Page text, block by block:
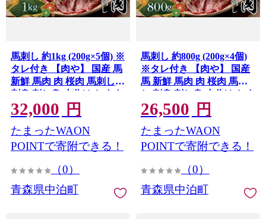
馬刺し 約1kg (200g×5個) ※
タレ付き 【肉や】 国産 馬
新鮮 馬肉 肉 桜肉 馬刺し
刺身 刺し身 小分け おすす
め 青森県 中泊町 F6N-334
32,000 円
たまったWAON
POINTで寄附できる！
（0）
青森県中泊町
馬刺し 約800g (200g×4個)
※タレ付き 【肉や】 国産
馬 新鮮 馬肉 肉 桜肉 馬刺
し 刺身 刺し身 小分け おす
すめ 青森県 中泊町 F6N-
333
26,500 円
たまったWAON
POINTで寄附できる！
（0）
青森県中泊町